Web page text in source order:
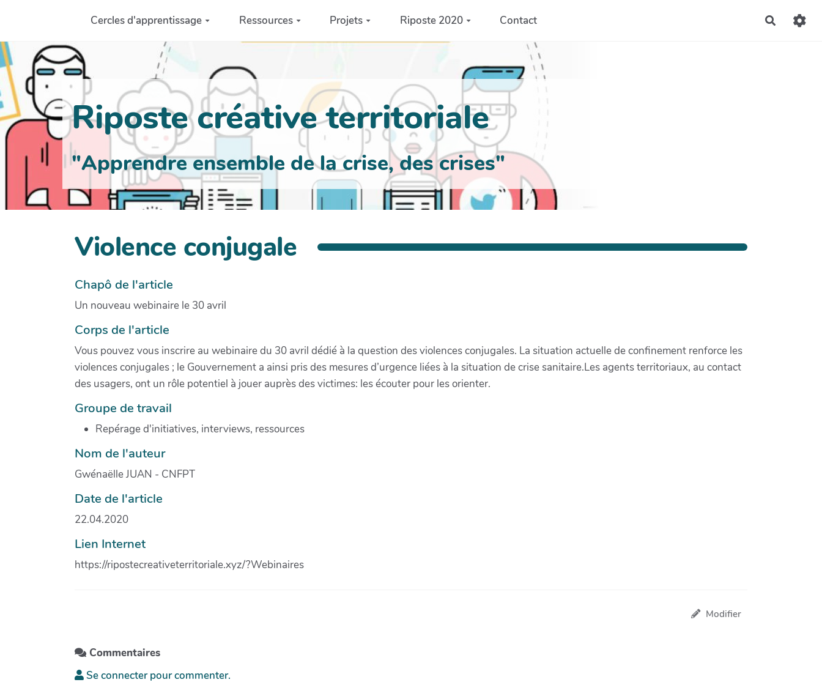
Aller au contenu principalCercles d'apprentissage Ressources Projets Riposte 2020 Contact
Riposte créative territoriale
"Apprendre ensemble de la crise, des crises"
Violence conjugale
Chapô de l'article
Un nouveau webinaire le 30 avril
Corps de l'article
Vous pouvez vous inscrire au webinaire du 30 avril dédié à la question des violences conjugales. La situation actuelle de confinement renforce les
violences conjugales ; le Gouvernement a ainsi pris des mesures d’urgence liées à la situation de crise sanitaire.Les agents territoriaux, au contact
des usagers, ont un rôle potentiel à jouer auprès des victimes: les écouter pour les orienter.
Groupe de travail
Repérage d'initiatives, interviews, ressources
Nom de l'auteur
Gwénaëlle JUAN - CNFPT
Date de l'article
22.04.2020
Lien Internet
https://ripostecreativeterritoriale.xyz/?Webinaires
Modifier
Commentaires
Se connecter pour commenter.